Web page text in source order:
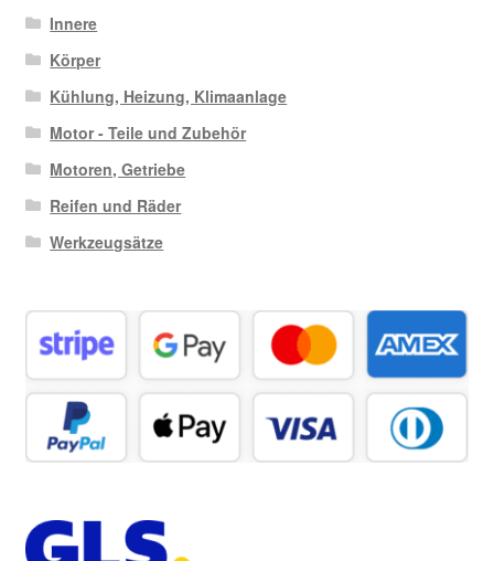
Innere
Körper
Kühlung, Heizung, Klimaanlage
Motor - Teile und Zubehör
Motoren, Getriebe
Reifen und Räder
Werkzeugsätze